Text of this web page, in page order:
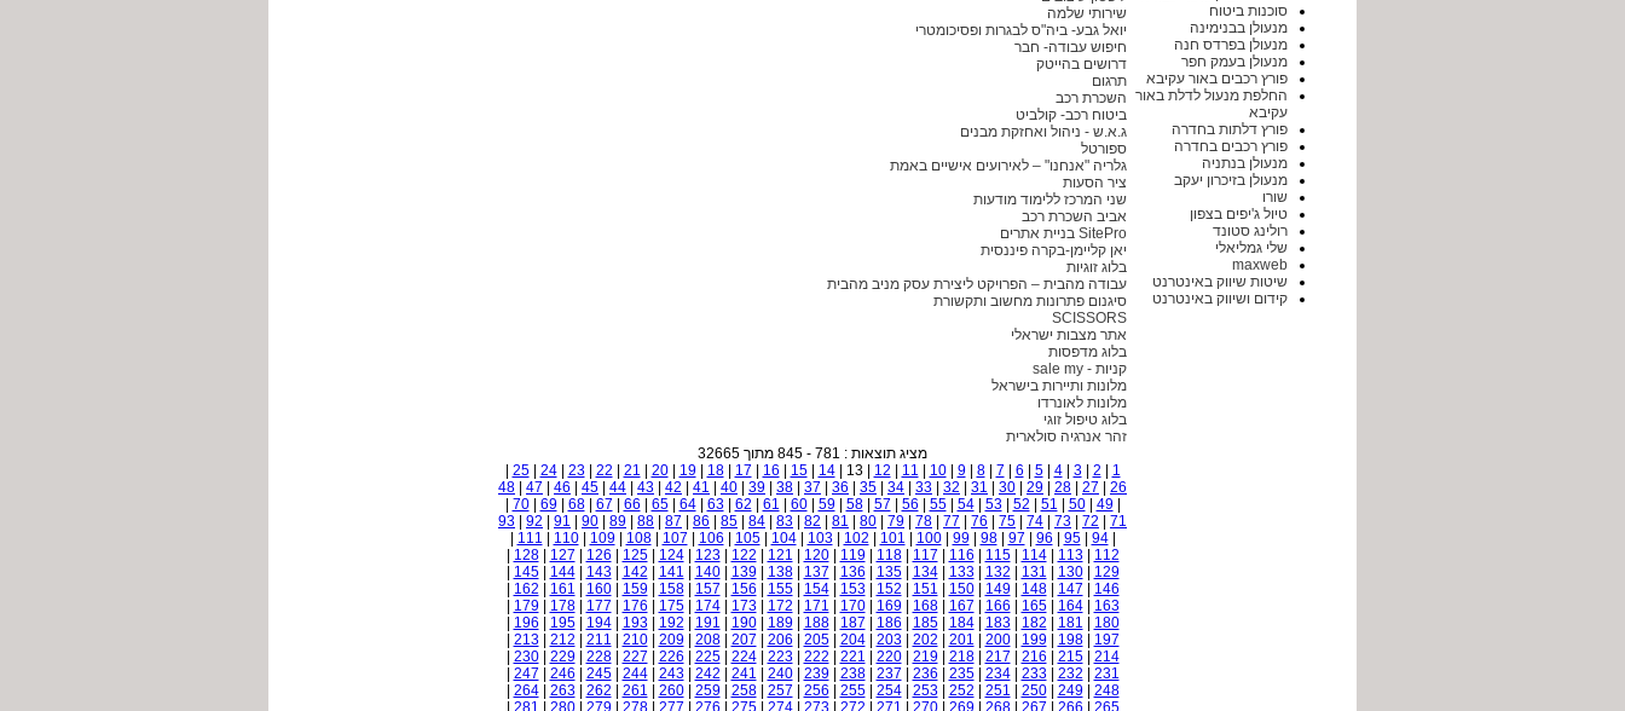
סוכנות ביטוח
מנעולן בבנימינה
מנעולן בפרדס חנה
מנעולן בעמק חפר
פורץ רכבים באור עקיבא
החלפת מנעול לדלת באור
עקיבא
פורץ דלתות בחדרה
פורץ רכבים בחדרה
מנעולן בנתניה
מנעולן בזיכרון יעקב
שורו
טיול ג'יפים בצפון
רולינג סטונד
שלי גמליאלי
maxweb
שיטות שיווק באינטרנט
קידום ושיווק באינטרנט
שירותי שלמה
יואל גבע- ביה"ס לבגרות ופסיכומטרי
חיפוש עבודה- חבר
דרושים בהייטק
תרגום
השכרת רכב
ביטוח רכב- קולביט
ג.א.ש - ניהול ואחזקת מבנים
ספורטל
גלריה "אנחנו" – לאירועים אישיים באמת
ציר הסעות
שני המרכז ללימוד מודעות
אביב השכרת רכב
SitePro בניית אתרים
יאן קליימן-בקרה פיננסית
בלוג זוגיות
עבודה מהבית – הפרויקט ליצירת עסק מניב מהבית
סיגנום פתרונות מחשוב ותקשורת
SCISSORS
אתר מצבות ישראלי
בלוג מדפסות
קניות - sale my
מלונות ותיירות בישראל
מלונות לאונרדו
בלוג טיפול זוגי
זהר אנרגיה סולארית
מציג תוצאות : 781 - 845 מתוך 32665
1
2
|
3
|
4
|
5
6
7
|
8
|
9
|
10
11
12
| 13 |
14
|
15
16
17
|
18
|
19
|
20
21
22
|
23
|
24
|
25
26
27
28
29
30
31
32
33
34
35
36
37
38
39
40
41
42
43
44
45
46
47
48
|
49
|
50
51
52
|
53
|
54
|
55
56
57
|
58
|
59
|
60
61
62
|
63
|
64
|
65
66
67
|
68
|
69
|
70
71
72
73
74
75
76
77
78
79
80
81
82
83
84
85
86
87
88
89
90
91
92
93
|
94
|
95
96
97
|
98
|
99
|
100
101
102
|
103
|
104
|
105
106
107
|
108
|
109
|
110
111
112
|
113
|
114
|
115
116
117
|
118
|
119
|
120
121
122
|
123
|
124
|
125
126
127
|
128
129
|
130
131
132
|
133
|
134
|
135
136
137
|
138
|
139
|
140
141
142
|
143
|
144
|
145
146
147
|
148
|
149
|
150
151
152
|
153
|
154
|
155
156
157
|
158
|
159
|
160
161
162
163
|
164
|
165
166
167
|
168
|
169
|
170
171
172
|
173
|
174
|
175
176
177
|
178
|
179
180
181
182
|
183
|
184
|
185
186
187
|
188
|
189
|
190
191
192
|
193
|
194
|
195
196
197
|
198
|
199
|
200
201
202
|
203
|
204
|
205
206
207
|
208
|
209
|
210
211
212
|
213
214
|
215
216
217
|
218
|
219
|
220
221
222
|
223
|
224
|
225
226
227
|
228
|
229
|
230
231
232
|
233
|
234
|
235
236
237
|
238
|
239
|
240
241
242
|
243
|
244
|
245
246
247
248
|
249
|
250
251
252
|
253
|
254
|
255
256
257
|
258
|
259
|
260
261
262
|
263
|
264
265
266
267
|
268
|
269
|
270
271
272
|
273
|
274
|
275
276
277
|
278
|
279
|
280
281